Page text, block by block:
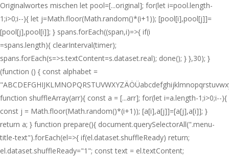
Originalwortes mischen let pool=[...original]; for(let i=pool.length-
1;i>0;i--){ let j=Math.floor(Math.random()*(i+1)); [pool[i],pool[j]]=
[pool[j],pool[i]]; } spans.forEach((span,i)=>{ if(i
=spans.length){ clearInterval(timer);
spans.forEach(s=>s.textContent=s.dataset.real); done(); } },30); }
(function () { const alphabet =
function shuffleArray(arr){ const a = [...arr]; for(let i=a.length-1;i>0;i--){
const j = Math.floor(Math.random()*(i+1)); [a[i],a[j]]=[a[j],a[i]]; }
return a; } function prepare(){ document.querySelectorAll(".menu-
title-text").forEach(el=>{ if(el.dataset.shuffleReady) return;
el.dataset.shuffleReady="1"; const text = el.textContent;